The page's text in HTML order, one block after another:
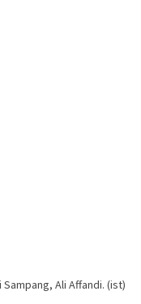
Ali Affandi. (ist)